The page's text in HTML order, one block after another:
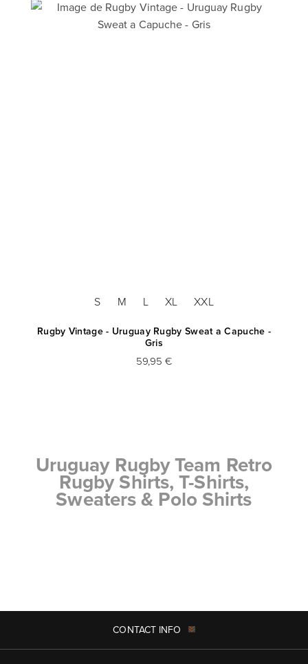
S M L XL XXL
Rugby Vintage - Uruguay Rugby Sweat a Capuche -
Gris
59,95 €
Uruguay Rugby Team Retro
Rugby Shirts, T-Shirts,
Sweaters & Polo Shirts
CONTACT INFO